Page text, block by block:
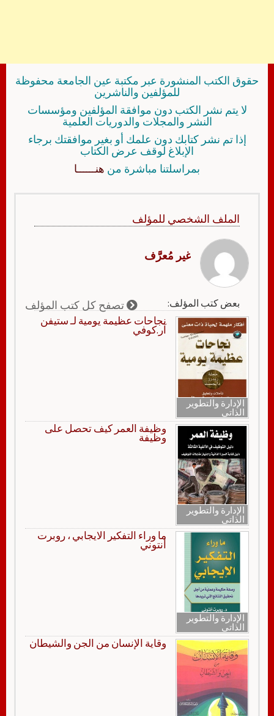
حقوق الكتب المنشورة عبر مكتبة عين الجامعة محفوظة
للمؤلفين والناشرين
لا يتم نشر الكتب دون موافقة المؤلفين ومؤسسات
النشر والمجلات والدوريات العلمية
إذا تم نشر كتابك دون علمك أو بغير موافقتك برجاء
الإبلاغ لوقف عرض الكتاب
بمراسلتنا مباشرة من هنــــــا
الملف الشخصي للمؤلف
غير مُعرَّف
بعض كتب المؤلف: تصفح كل كتب المؤلف
الإدارة والتطوير
الذاتي
نجاحات عظيمة يومية لـ ستيفن
آر.كوفي
الإدارة والتطوير
الذاتي
وظيفة العمر كيف تحصل على
وظيفة
الإدارة والتطوير
الذاتي
ما وراء التفكير الايجابي ، روبرت
أنتوني
وقاية الإنسان من الجن والشيطان